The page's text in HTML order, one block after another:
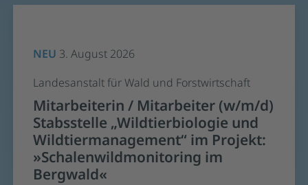
NEU 3. August 2026
Landesanstalt für Wald und Forstwirtschaft
Mitarbeiterin / Mitarbeiter (w/m/d)
Stabsstelle „Wildtierbiologie und
Wildtiermanagement“ im Projekt:
»Schalenwildmonitoring im
Bergwald«